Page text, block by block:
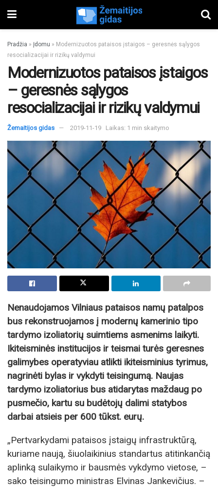
Pradžia » Įdomu » Modernizuotos pataisos įstaigos – geresnės sąlygos
resocializacijai ir rizikų valdymui
Modernizuotos pataisos įstaigos
– geresnės sąlygos
resocializacijai ir rizikų valdymui
Žemaitijos gidas 2019-11-19 Laikas: 1 min skaitymo
Nenaudojamos Vilniaus pataisos namų patalpos
bus rekonstruojamos į modernų kamerinio tipo
tardymo izoliatorių suimtiems asmenims laikyti.
Ikiteisminės institucijos ir teismai turės geresnes
galimybes operatyviau atlikti ikiteisminius tyrimus,
nagrinėti bylas ir vykdyti teisingumą. Naujas
tardymo izoliatorius bus atidarytas maždaug po
pusmečio, kartu su budėtojų dalimi statybos
darbai atsieis per 600 tūkst. eurų.
„Pertvarkydami pataisos įstaigų infrastruktūrą,
kuriame naują, šiuolaikinius standartus atitinkančią
aplinką sulaikymo ir bausmės vykdymo vietose, –
sako teisingumo ministras Elvinas Jankevičius. –